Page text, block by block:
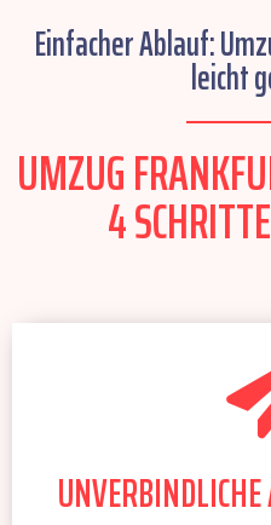
Einfacher Ablauf:
leicht
UMZUG
4